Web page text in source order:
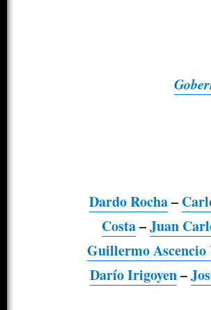
Dardo Rocha–
Costa–Juan
Guillermo Ascencio
Darío Irigoyen–